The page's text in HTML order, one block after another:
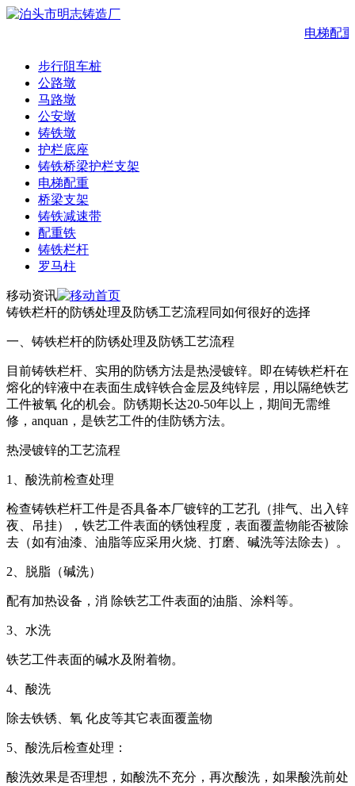
电梯配重
步行阻车桩
公路墩
马路墩
公安墩
铸铁墩
护栏底座
铸铁桥梁护栏支架
电梯配重
桥梁支架
铸铁减速带
配重铁
铸铁栏杆
罗马柱
移动资讯
铸铁栏杆的防锈处理及防锈工艺流程同如何很好的选择
一、铸铁栏杆的防锈处理及防锈工艺流程
目前铸铁栏杆、实用的防锈方法是热浸镀锌。即在铸铁栏杆在
熔化的锌液中在表面生成锌铁合金层及纯锌层，用以隔绝铁艺
工件被氧 化的机会。防锈期长达20-50年以上，期间无需维
修，anquan，是铁艺工件的佳防锈方法。
热浸镀锌的工艺流程
1、酸洗前检查处理
检查铸铁栏杆工件是否具备本厂镀锌的工艺孔（排气、出入锌
夜、吊挂），铁艺工件表面的锈蚀程度，表面覆盖物能否被除
去（如有油漆、油脂等应采用火烧、打磨、碱洗等法除去）。
2、脱脂（碱洗）
配有加热设备，消 除铁艺工件表面的油脂、涂料等。
3、水洗
铁艺工件表面的碱水及附着物。
4、酸洗
除去铁锈、氧 化皮等其它表面覆盖物
5、酸洗后检查处理：
酸洗效果是否理想，如酸洗不充分，再次酸洗，如果酸洗前处